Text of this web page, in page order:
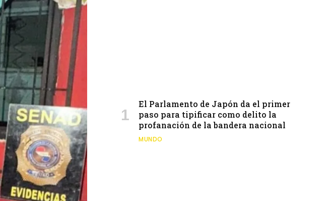
El Parlamento de Japón da el primer
paso para tipificar como delito la
profanación de la bandera nacional
MUNDO